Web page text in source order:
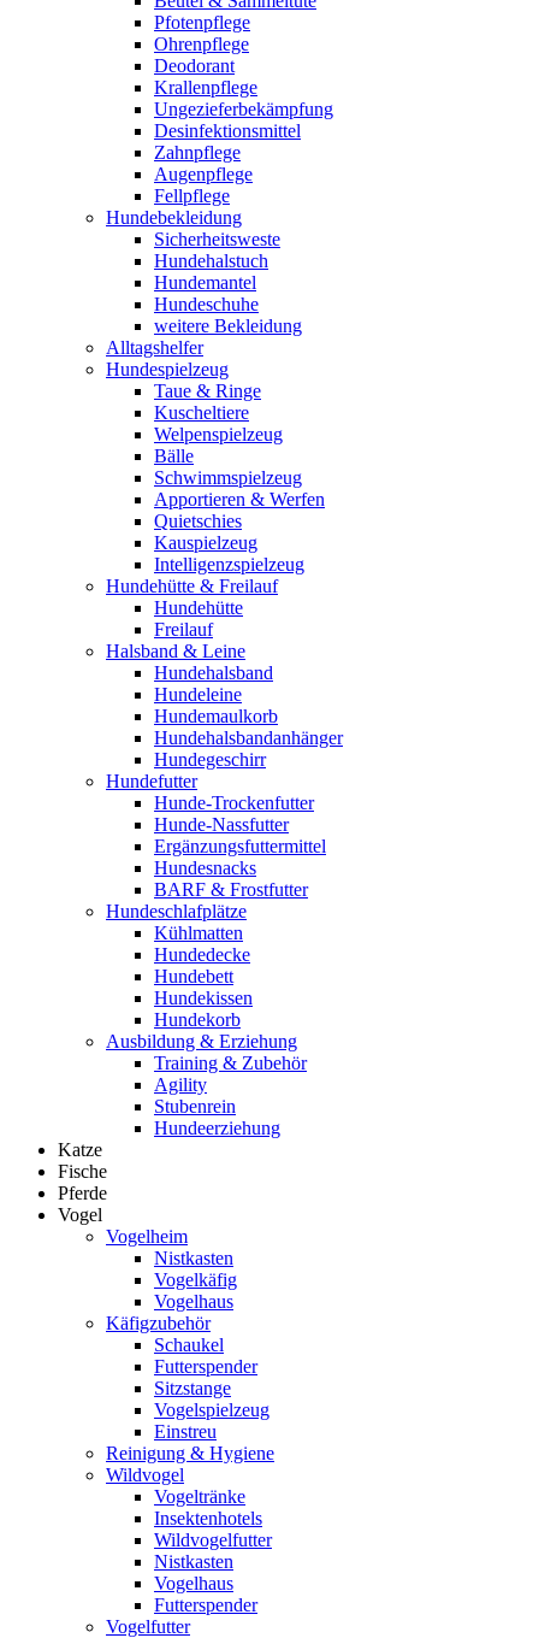
Pfotenpflege
Ohrenpflege
Deodorant
Krallenpflege
Ungezieferbekämpfung
Desinfektionsmittel
Zahnpflege
Augenpflege
Fellpflege
Hundebekleidung
Sicherheitsweste
Hundehalstuch
Hundemantel
Hundeschuhe
weitere Bekleidung
Alltagshelfer
Hundespielzeug
Taue & Ringe
Kuscheltiere
Welpenspielzeug
Bälle
Schwimmspielzeug
Apportieren & Werfen
Quietschies
Kauspielzeug
Intelligenzspielzeug
Hundehütte & Freilauf
Hundehütte
Freilauf
Halsband & Leine
Hundehalsband
Hundeleine
Hundemaulkorb
Hundehalsbandanhänger
Hundegeschirr
Hundefutter
Hunde-Trockenfutter
Hunde-Nassfutter
Ergänzungsfuttermittel
Hundesnacks
BARF & Frostfutter
Hundeschlafplätze
Kühlmatten
Hundedecke
Hundebett
Hundekissen
Hundekorb
Ausbildung & Erziehung
Training & Zubehör
Agility
Stubenrein
Hundeerziehung
Katze
Fische
Pferde
Vogel
Vogelheim
Nistkasten
Vogelkäfig
Vogelhaus
Käfigzubehör
Schaukel
Futterspender
Sitzstange
Vogelspielzeug
Einstreu
Reinigung & Hygiene
Wildvogel
Vogeltränke
Insektenhotels
Wildvogelfutter
Nistkasten
Vogelhaus
Futterspender
Vogelfutter